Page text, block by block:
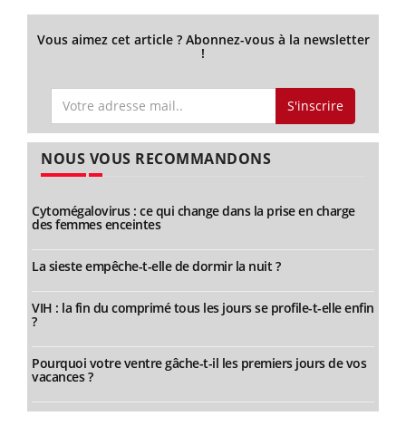
Vous aimez cet article ? Abonnez-vous à la newsletter
!
S'inscrire
NOUS VOUS RECOMMANDONS
Cytomégalovirus : ce qui change dans la prise en charge
des femmes enceintes
La sieste empêche-t-elle de dormir la nuit ?
VIH : la fin du comprimé tous les jours se profile-t-elle enfin
?
Pourquoi votre ventre gâche-t-il les premiers jours de vos
vacances ?